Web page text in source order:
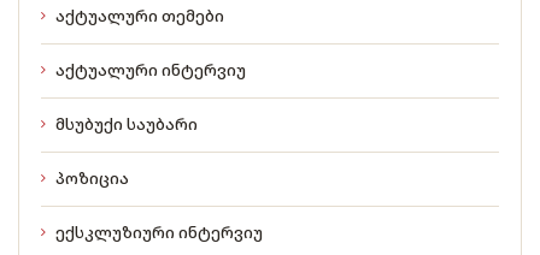
აქტუალური თემები
აქტუალური ინტერვიუ
მსუბუქი საუბარი
პოზიცია
ექსკლუზიური ინტერვიუ